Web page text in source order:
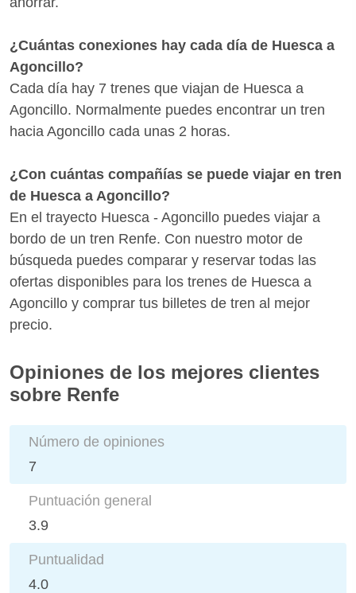
¿Cuántas conexiones hay cada día de Huesca a
Agoncillo?
Cada día hay 7 trenes que viajan de Huesca a
Agoncillo. Normalmente puedes encontrar un tren
hacia Agoncillo cada unas 2 horas.
¿Con cuántas compañías se puede viajar en tren
de Huesca a Agoncillo?
En el trayecto Huesca - Agoncillo puedes viajar a
bordo de un tren Renfe. Con nuestro motor de
búsqueda puedes comparar y reservar todas las
ofertas disponibles para los trenes de Huesca a
Agoncillo y comprar tus billetes de tren al mejor
precio.
Opiniones de los mejores clientes
sobre Renfe
Número de opiniones
7
Puntuación general
3.9
Puntualidad
4.0